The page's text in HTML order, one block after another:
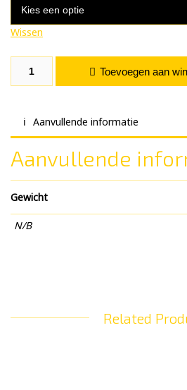
Wissen
Robin Green. aantal Toevoegen aan
Aanvullende informatie
Aanvullende
Gewicht
N/B
Related